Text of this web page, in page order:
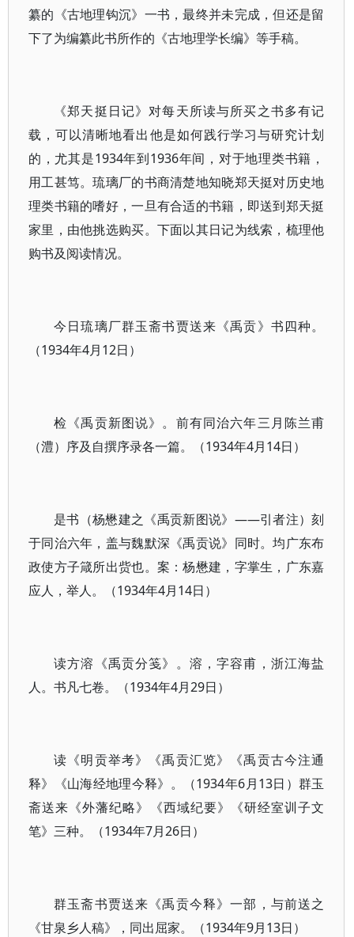
纂的《古地理钩沉》一书，最终并未完成，但还是留
下了为编纂此书所作的《古地理学长编》等手稿。
《郑天挺日记》对每天所读与所买之书多有记
载，可以清晰地看出他是如何践行学习与研究计划
的，尤其是1934年到1936年间，对于地理类书籍，
用工甚笃。琉璃厂的书商清楚地知晓郑天挺对历史地
理类书籍的嗜好，一旦有合适的书籍，即送到郑天挺
家里，由他挑选购买。下面以其日记为线索，梳理他
购书及阅读情况。
今日琉璃厂群玉斋书贾送来《禹贡》书四种。
（1934年4月12日）
检《禹贡新图说》。前有同治六年三月陈兰甫
（澧）序及自撰序录各一篇。（1934年4月14日）
是书（杨懋建之《禹贡新图说》——引者注）刻
于同治六年，盖与魏默深《禹贡说》同时。均广东布
政使方子箴所出赀也。案：杨懋建，字掌生，广东嘉
应人，举人。（1934年4月14日）
读方溶《禹贡分笺》。溶，字容甫，浙江海盐
人。书凡七卷。（1934年4月29日）
读《明贡举考》《禹贡汇览》《禹贡古今注通
释》《山海经地理今释》。（1934年6月13日）群玉
斋送来《外藩纪略》《西域纪要》《研经室训子文
笔》三种。（1934年7月26日）
群玉斋书贾送来《禹贡今释》一部，与前送之
《甘泉乡人稿》，同出屈家。（1934年9月13日）